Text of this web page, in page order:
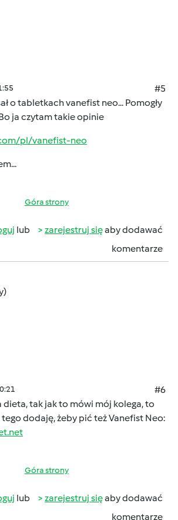
#5
o tabletkach vanefist neo... Pomogły
ja czytam takie opinie
pl/vanefist-neo
Góra strony
lub zarejestruj sięaby dodawać
komentarze
#6
tak jak to mówi mój kolega, to
tego dodaję, żeby pić też Vanefist Neo:
Góra strony
lub zarejestruj sięaby dodawać
komentarze